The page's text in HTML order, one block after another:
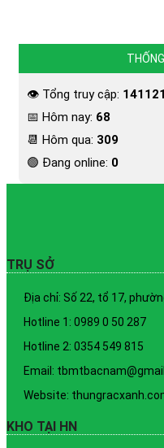
👁 Tổng truy cập: 141121
📅 Hôm nay: 68
📆 Hôm qua: 309
🟢 Đang online: 0
TRỤ SỞ
Địa chỉ: Số 22, tổ 17,
Hotline 1: 0989 0 50 287
Hotline 2: 0354 549 815
Email:
Website:
KHO TẠI HN